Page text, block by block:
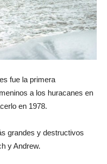
fue la primera
a los huracanes en
en 1978.
grandes y destructivos
y Andrew.